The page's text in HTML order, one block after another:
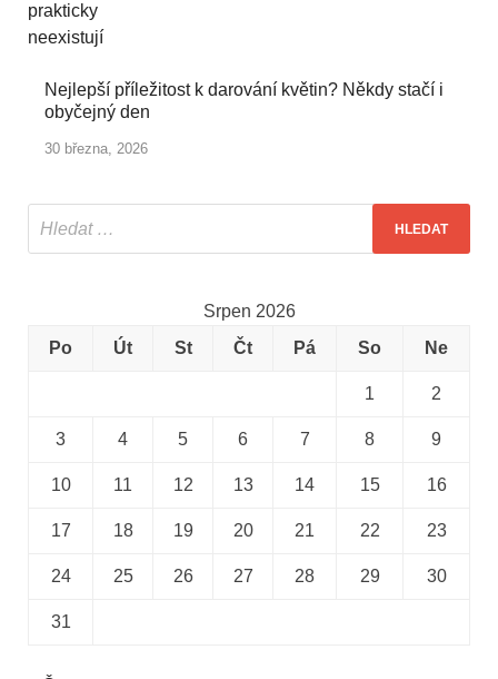
Nejlepší příležitost k darování květin? Někdy stačí i
obyčejný den
30 března, 2026
Srpen 2026
Po
Út St Čt Pá So Ne
1 2
3 4 5 6 7 8 9
10 11 12 13 14 15 16
17 18 19 20 21 22 23
24 25 26 27 28 29 30
31